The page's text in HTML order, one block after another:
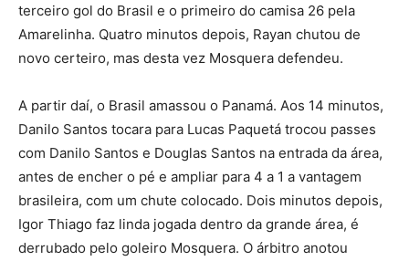
terceiro gol do Brasil e o primeiro do camisa 26 pela
Amarelinha. Quatro minutos depois, Rayan chutou de
novo certeiro, mas desta vez Mosquera defendeu.
A partir daí, o Brasil amassou o Panamá. Aos 14 minutos,
Danilo Santos tocara para Lucas Paquetá trocou passes
com Danilo Santos e Douglas Santos na entrada da área,
antes de encher o pé e ampliar para 4 a 1 a vantagem
brasileira, com um chute colocado. Dois minutos depois,
Igor Thiago faz linda jogada dentro da grande área, é
derrubado pelo goleiro Mosquera. O árbitro anotou